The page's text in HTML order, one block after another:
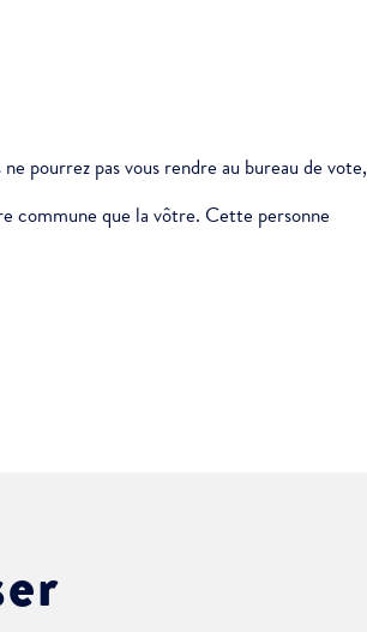
pourrez pas vous rendre au bureau de vote,
commune que la vôtre. Cette personne